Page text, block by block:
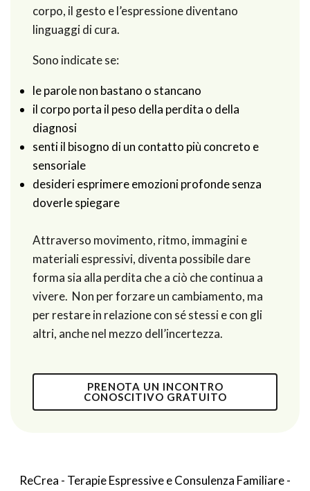
corpo, il gesto e l’espressione diventano
linguaggi di cura.
Sono indicate se:
le parole non bastano o stancano
il corpo porta il peso della perdita o della
diagnosi
senti il bisogno di un contatto più concreto e
sensoriale
desideri esprimere emozioni profonde senza
doverle spiegare
Attraverso movimento, ritmo, immagini e
materiali espressivi, diventa possibile dare
forma sia alla perdita che a ciò che continua a
vivere. Non per forzare un cambiamento, ma
per restare in relazione con sé stessi e con gli
altri, anche nel mezzo dell’incertezza.
PRENOTA UN INCONTRO
CONOSCITIVO GRATUITO
ReCrea - Terapie Espressive e Consulenza Familiare -